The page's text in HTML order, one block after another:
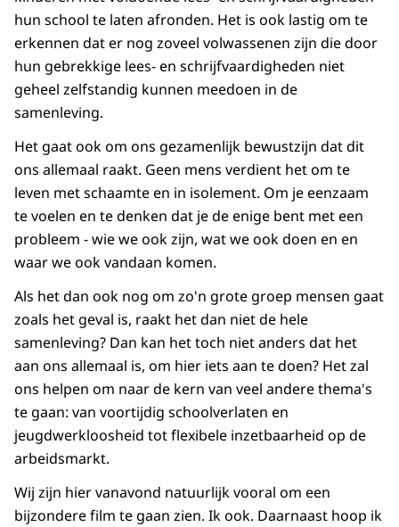
hun school te laten afronden. Het is ook lastig om te
erkennen dat er nog zoveel volwassenen zijn die door
hun gebrekkige lees- en schrijfvaardigheden niet
geheel zelfstandig kunnen meedoen in de
samenleving.
Het gaat ook om ons gezamenlijk bewustzijn dat dit
ons allemaal raakt. Geen mens verdient het om te
leven met schaamte en in isolement. Om je eenzaam
te voelen en te denken dat je de enige bent met een
probleem - wie we ook zijn, wat we ook doen en en
waar we ook vandaan komen.
Als het dan ook nog om zo'n grote groep mensen gaat
zoals het geval is, raakt het dan niet de hele
samenleving? Dan kan het toch niet anders dat het
aan ons allemaal is, om hier iets aan te doen? Het zal
ons helpen om naar de kern van veel andere thema's
te gaan: van voortijdig schoolverlaten en
jeugdwerkloosheid tot flexibele inzetbaarheid op de
arbeidsmarkt.
Wij zijn hier vanavond natuurlijk vooral om een
bijzondere film te gaan zien. Ik ook. Daarnaast hoop ik